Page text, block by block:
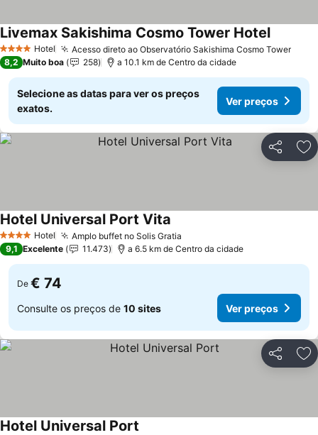
4 EstrelasHotel Acesso direto ao Observatório Sakishima Cosmo TowerVer
Livemax Sakishima Cosmo Tower HotelVer
8,2 Muito boa 258 a 10.1 km de Centro da cidade
Selecione as datas para ver os preços
exatos.
Ver preços
Partilhar
4 EstrelasHotel Amplo buffet no Solis Gratia
Hotel Universal Port Vita
9,1 Excelente 11.473 a 6.5 km de Centro da cidade
De € 74
Consulte os preços de 10 sites Ver preços
Partilhar
Hotel Universal Port